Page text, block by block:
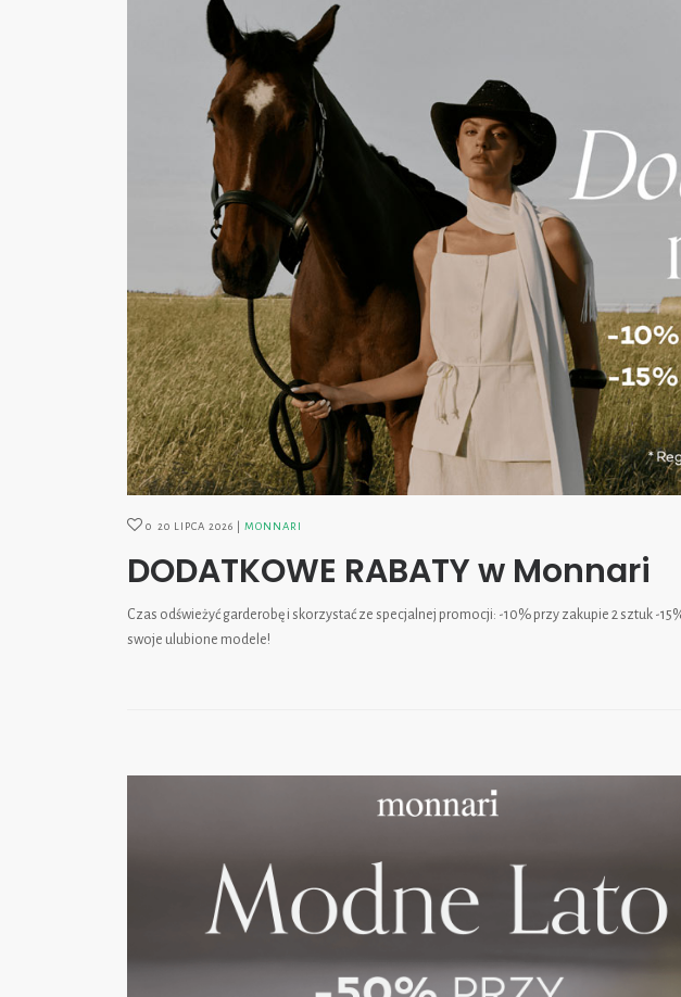
0 20 LIPCA 2026 MONNARI
DODATKOWE RABATY w Monnari
Czas odświeżyć garderobę i skorzystać ze specjalnej promocji: -10% przy zakupie 2 sztuk -
swoje ulubione modele!